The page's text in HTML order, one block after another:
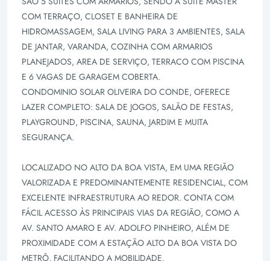
COM TERRAÇO, CLOSET E BANHEIRA DE
HIDROMASSAGEM, SALA LIVING PARA 3 AMBIENTES, SALA
DE JANTAR, VARANDA, COZINHA COM ARMARIOS
PLANEJADOS, AREA DE SERVIÇO, TERRACO COM PISCINA
E 6 VAGAS DE GARAGEM COBERTA.
CONDOMINIO SOLAR OLIVEIRA DO CONDE, OFERECE
LAZER COMPLETO: SALA DE JOGOS, SALÃO DE FESTAS,
PLAYGROUND, PISCINA, SAUNA, JARDIM E MUITA
SEGURANÇA.
LOCALIZADO NO ALTO DA BOA VISTA, EM UMA REGIÃO
VALORIZADA E PREDOMINANTEMENTE RESIDENCIAL, COM
EXCELENTE INFRAESTRUTURA AO REDOR. CONTA COM
FÁCIL ACESSO ÀS PRINCIPAIS VIAS DA REGIÃO, COMO A
AV. SANTO AMARO E AV. ADOLFO PINHEIRO, ALÉM DE
PROXIMIDADE COM A ESTAÇÃO ALTO DA BOA VISTA DO
METRÔ, FACILITANDO A MOBILIDADE.